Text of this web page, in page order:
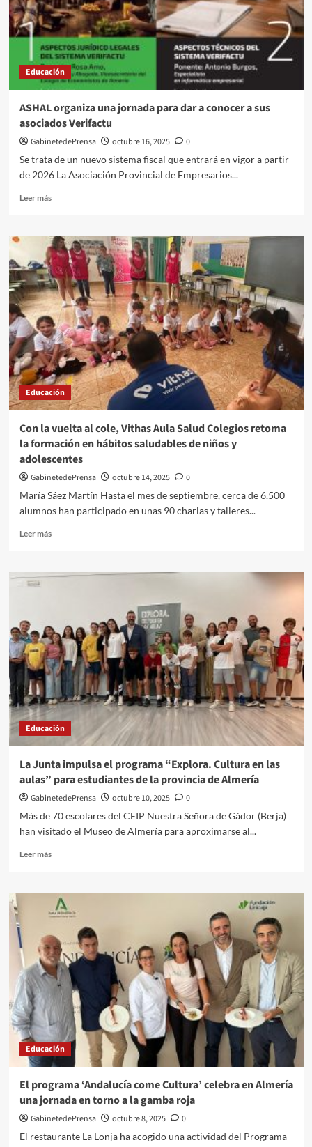
por
9,7
millones
de
euros
las
obras
construcción
del
nuevo
de
Las
Mar
Educación
ASHAL organiza una jornada para dar a conocer a sus
asociados Verifactu
GabinetedePrensa octubre 16, 2025
0
Se trata de un nuevo sistema fiscal que entrará en vigor a partir
de 2026 La Asociación Provincial de Empresarios...
Leer másLeer
ASHAL
organiza
una
jornada
para
dar
a
conocer
a
sus
asociados
Verifactu
Educación
Con la vuelta al cole, Vithas Aula Salud Colegios retoma
la formación en hábitos saludables de niños y
adolescentes
GabinetedePrensa octubre 14, 2025
0
María Sáez Martín Hasta el mes de septiembre, cerca de 6.500
alumnos han participado en unas 90 charlas y talleres...
Leer másLeer
Con
cole,
Vithas
Aula
Salud
Colegios
retoma
la
en
hábitos
de
niños
y
Educación
La Junta impulsa el programa “Explora. Cultura en las
aulas” para estudiantes de la provincia de Almería
GabinetedePrensa octubre 10, 2025
0
Más de 70 escolares del CEIP Nuestra Señora de Gádor (Berja)
han visitado el Museo de Almería para aproximarse al...
Leer másLeer
La
Junta
impulsa
programa
“Explora.
Cultura
en
las
aulas”
para
estudiantes
de
la
de
Almería
Educación
El programa ‘Andalucía come Cultura’ celebra en Almería
una jornada en torno a la gamba roja
GabinetedePrensa octubre 8, 2025
0
El restaurante La Lonja ha acogido una actividad del Programa